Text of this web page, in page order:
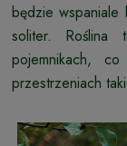
będzie wspaniale
soliter.
pojemnikach,
przestrzeniach